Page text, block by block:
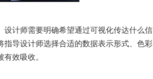
计师需要明确希望通过可视化传达什么信
导设计师选择合适的数据表示形式、色彩
效吸收。